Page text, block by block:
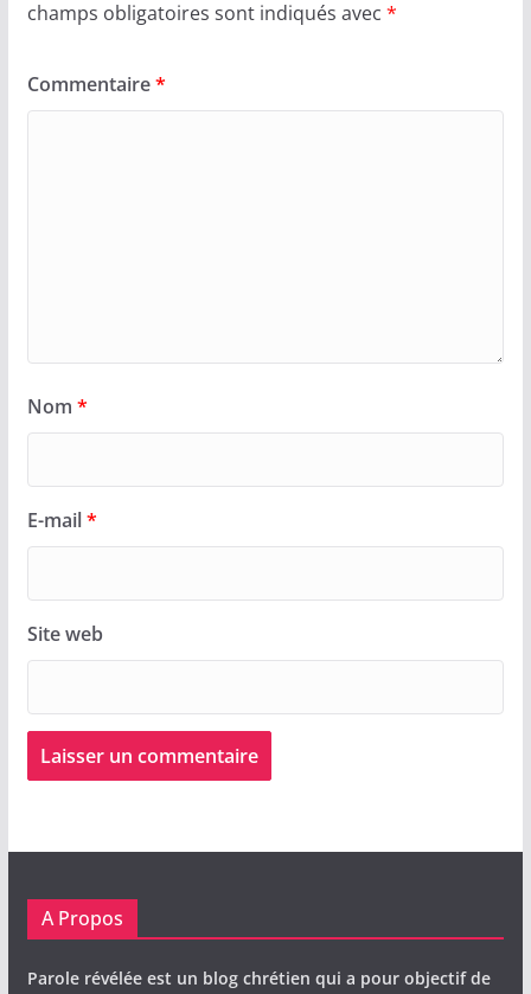
champs obligatoires sont indiqués avec *
Commentaire*
Nom *
E-mail*
Site web
A Propos
Parole révélée est un blog chrétien qui a pour objectif de